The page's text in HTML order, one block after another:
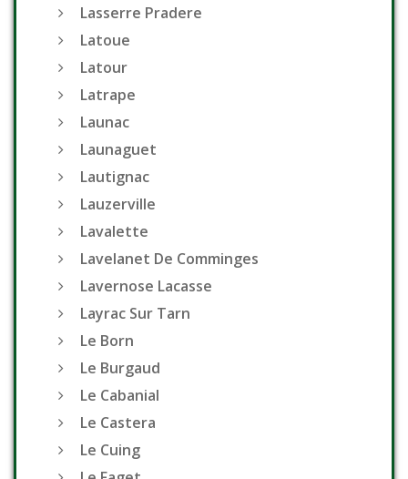
Lasserre Pradere
Latoue
Latour
Latrape
Launac
Launaguet
Lautignac
Lauzerville
Lavalette
Lavelanet De Comminges
Lavernose Lacasse
Layrac Sur Tarn
Le Born
Le Burgaud
Le Cabanial
Le Castera
Le Cuing